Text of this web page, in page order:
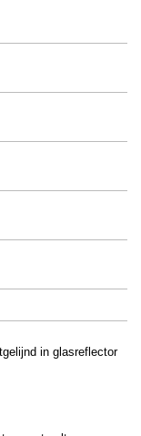
in glasreflector